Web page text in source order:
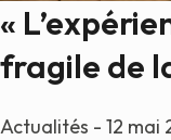
«
fragile de
Actualités - 12 mai